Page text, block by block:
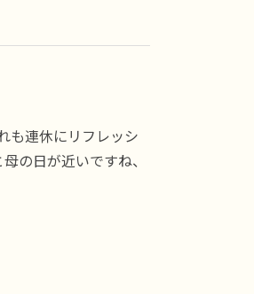
も連休にリフレッシ
の日が近いですね、